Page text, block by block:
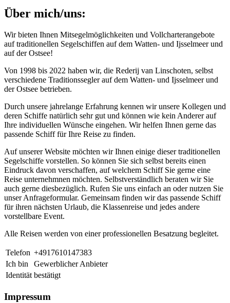
Über mich/uns:
Wir bieten Ihnen Mitsegelmöglichkeiten und Vollcharterangebote
auf traditionellen Segelschiffen auf dem Watten- und Ijsselmeer und
auf der Ostsee!
Von 1998 bis 2022 haben wir, die Rederij van Linschoten, selbst
verschiedene Traditionssegler auf dem Watten- und Ijsselmeer und
der Ostsee betrieben.
Durch unsere jahrelange Erfahrung kennen wir unsere Kollegen und
deren Schiffe natürlich sehr gut und können wie kein Anderer auf
Ihre individuellen Wünsche eingehen. Wir helfen Ihnen gerne das
passende Schiff für Ihre Reise zu finden.
Auf unserer Website möchten wir Ihnen einige dieser traditionellen
Segelschiffe vorstellen. So können Sie sich selbst bereits einen
Eindruck davon verschaffen, auf welchem Schiff Sie gerne eine
Reise unternehmnen möchten. Selbstverständlich beraten wir Sie
auch gerne diesbezüglich. Rufen Sie uns einfach an oder nutzen Sie
unser Anfrageformular. Gemeinsam finden wir das passende Schiff
für ihren nächsten Urlaub, die Klassenreise und jedes andere
vorstellbare Event.
Alle Reisen werden von einer professionellen Besatzung begleitet.
Telefon +4917610147383
Ich bin
Gewerblicher Anbieter
Identität bestätigt
Impressum